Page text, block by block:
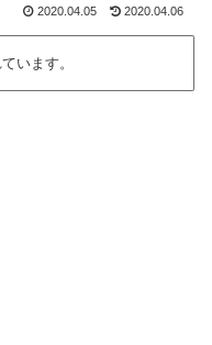
2020.04.05 2020.04.06
います。